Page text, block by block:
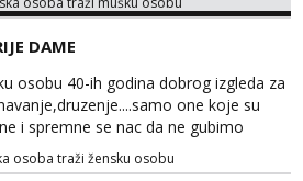
su MOJE❗ Instagram:
@MagdalenaMagy 👈
JAKO BRZO TU I TU PISITE
ZA ZABAVU)🔥 Moguće
prije zabave✅ JAVI MI SE I
SVOJE NAJVECE FANTAZIJE😈 CEKA...
DAME
osobu 40-ih godina dobrog izgleda za
one koje su
i spremne se nac da ne gubimo
osoba traži žensku osobu